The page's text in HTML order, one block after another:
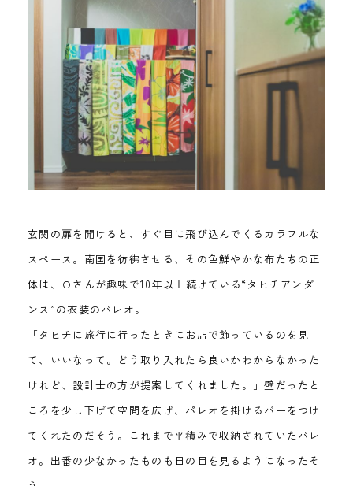
玄関の扉を開けると、すぐ目に飛び込んでくるカラフルな
スペース。南国を彷彿させる、その色鮮やかな布たちの正
体は、Ｏさんが趣味で10年以上続けている“タヒチアンダ
ンス”の衣装のパレオ。
「タヒチに旅行に行ったときにお店で飾っているのを見
て、いいなって。どう取り入れたら良いかわからなかった
けれど、設計士の方が提案してくれました。」壁だったと
ころを少し下げて空間を広げ、パレオを掛けるバーをつけ
てくれたのだそう。これまで平積みで収納されていたパレ
オ。出番の少なかったものも日の目を見るようになったそ